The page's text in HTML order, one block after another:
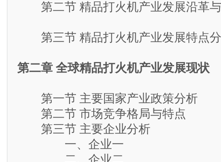
第二节 精品打火机产业发展沿革与
第三节 精品打火机产业发展特点
第二章 全球精品打火机产业发展现状
第一节 主要国家产业政策分析
第二节 市场竞争格局与特点
第三节 主要企业分析
一、企业一